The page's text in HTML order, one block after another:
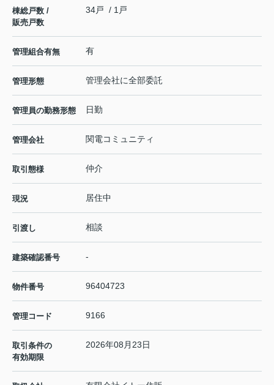
棟総戸数 /
販売戸数
34戸 / 1戸
管理組合有無 有
管理形態 管理会社に全部委託
管理員の勤務形態 日勤
管理会社 関電コミュニティ
取引態様 仲介
現況 居住中
引渡し 相談
建築確認番号 -
物件番号 96404723
管理コード 9166
取引条件の
有効期限
2026年08月23日